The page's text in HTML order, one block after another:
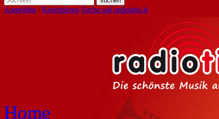
Anmelden /Registrieren Suche auf radiotirol.it
Home